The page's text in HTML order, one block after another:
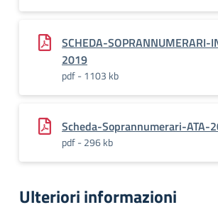
SCHEDA-SOPRANNUMERARI-
2019
pdf - 1103 kb
Scheda-Soprannumerari-ATA-
pdf - 296 kb
Ulteriori informazioni